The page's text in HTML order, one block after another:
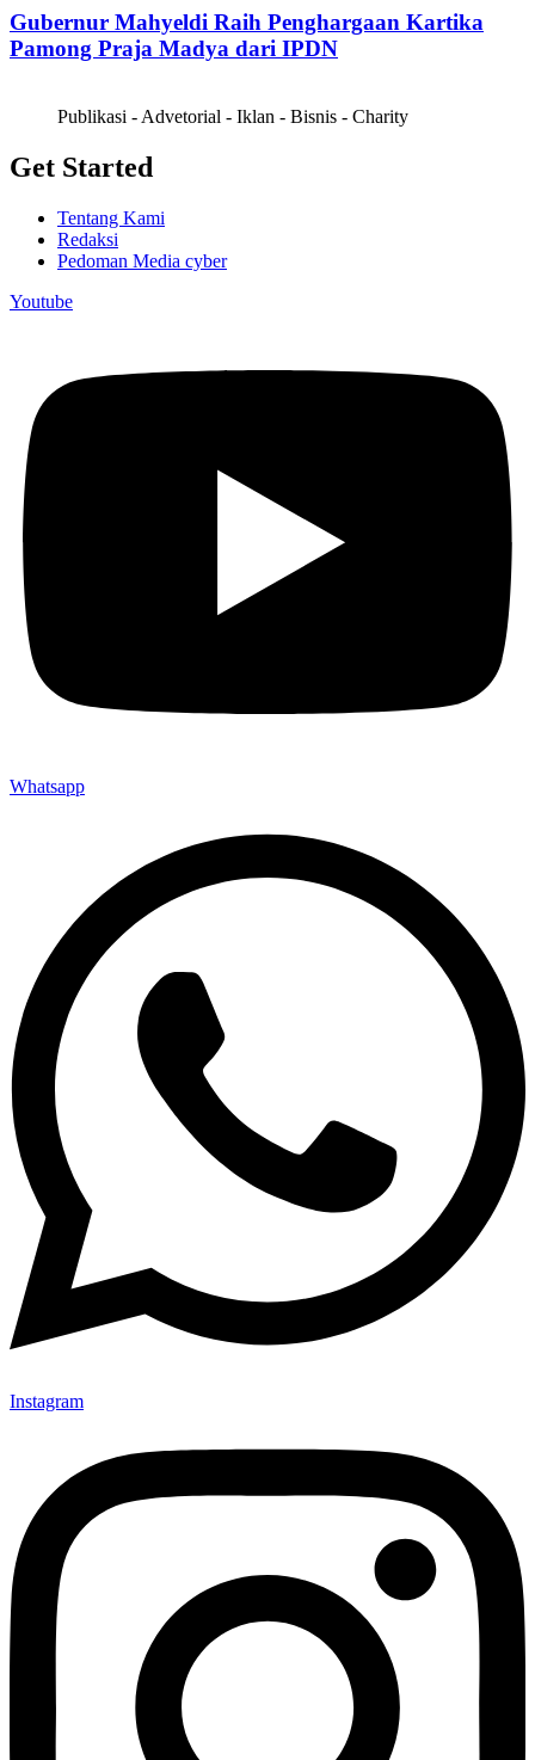
Gubernur Mahyeldi Raih Penghargaan Kartika
Pamong Praja Madya dari IPDN
Publikasi - Advetorial - Iklan - Bisnis - Charity
Get Started
Tentang Kami
Redaksi
Pedoman Media cyber
Youtube
Whatsapp
Instagram